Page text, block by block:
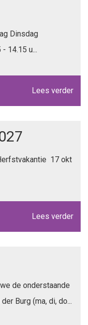
Dinsdag
14.15 u...
Lees verder
17 okt
Lees verder
de onderstaande
Burg (ma, di, do...